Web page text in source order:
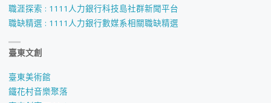
職涯探索 : 1111人力銀行科技島社群新聞平台
職缺精選 : 1111人力銀行數媒系相關職缺精選
臺東文創
臺東美術館
鐵花村音樂聚落